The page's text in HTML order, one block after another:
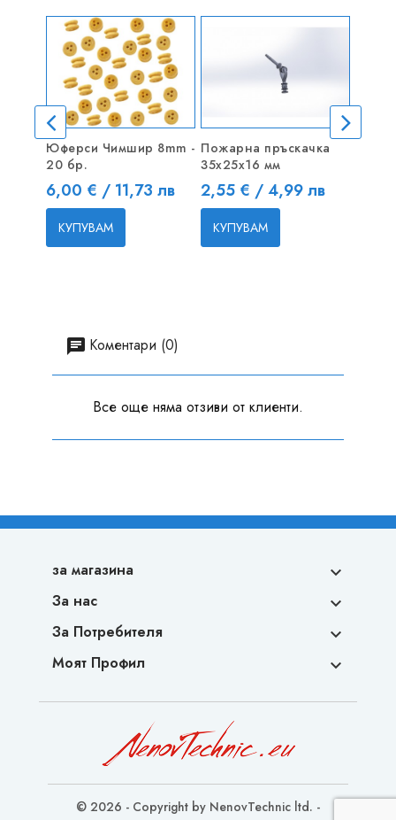
Юферси Чимшир 8mm -
20 бр.
Цена
6,00 € / 11,73 лв
КУПУВАМ
Пожарна пръскачка
35x25x16 мм
Цена
2,55 € / 4,99 лв
КУПУВАМ
Коментари (0)
Все още няма отзиви от клиенти.
за магазина 
За нас 
За Потребителя 
Моят Профил 
© 2026 - Copyright by NenovTechnic ltd. -